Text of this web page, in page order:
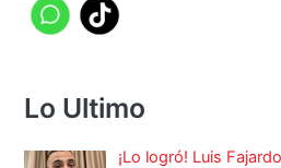
Lo Ultimo
¡Lo logró! Luis